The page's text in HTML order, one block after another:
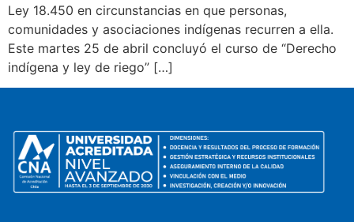
Ley 18.450 en circunstancias en que personas,
comunidades y asociaciones indígenas recurren a ella.
Este martes 25 de abril concluyó el curso de “Derecho
indígena y ley de riego” […]